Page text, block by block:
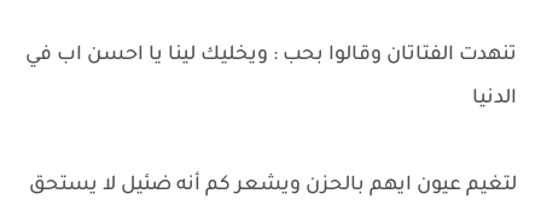
تنهدت الفتاتان وقالوا بحب : ويخليك لينا يا احسن اب في
الدنيا
لتغيم عيون ايهم بالحزن ويشعر كم أنه ضئيل لا يستحق